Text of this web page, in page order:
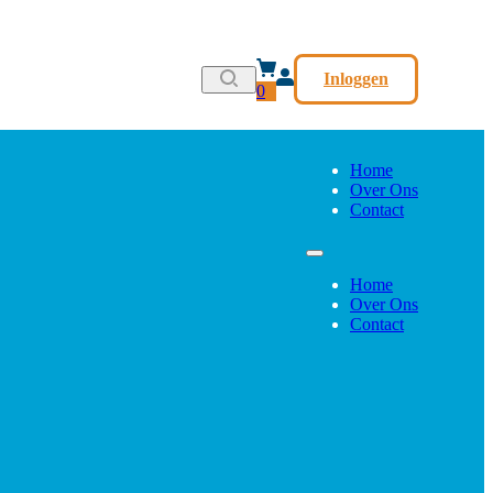
0
Inloggen
Home
Over Ons
Contact
Home
Over Ons
Contact